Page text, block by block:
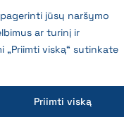
jūsų naršymo
ar turinį ir
„Priimti viską“ sutinkate
Priimti viską